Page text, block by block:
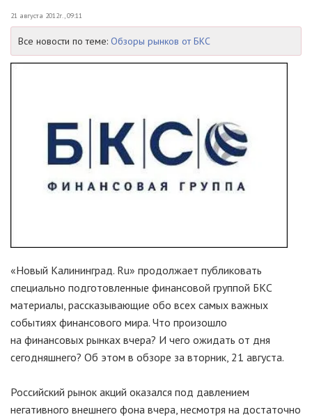
21 августа 2012г., 09:11
Все новости по теме: Обзоры рынков от БКС
«Новый Калининград. Ru» продолжает публиковать
специально подготовленные финансовой группой БКС
материалы, рассказывающие обо всех самых важных
событиях финансового мира. Что произошло
на финансовых рынках вчера? И чего ожидать от дня
сегодняшнего? Об этом в обзоре за вторник, 21 августа.
Российский рынок акций оказался под давлением
негативного внешнего фона вчера, несмотря на достаточно